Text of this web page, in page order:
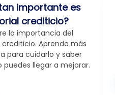
importante es
crediticio?
la importancia del
crediticio. Aprende más
para cuidarlo y saber
puedes llegar a mejorar.